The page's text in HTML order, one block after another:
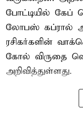
போட்டியில் கேப்
லோபஸ் கப்ரால்
ரசிகர்களின்
கோல் விருதை
அறிவித்துள்ளது.